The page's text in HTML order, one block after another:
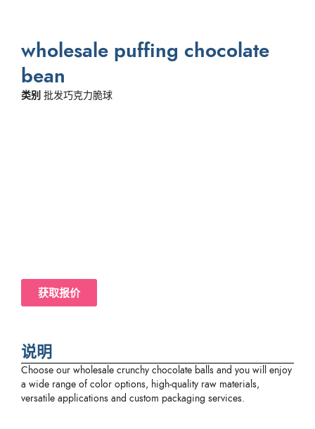
wholesale puffing chocolate
bean
类别 批发巧克力脆球
获取报价
说明
Choose our wholesale crunchy chocolate balls and you will enjoy
a wide range of color options, high-quality raw materials,
versatile applications and custom packaging services.